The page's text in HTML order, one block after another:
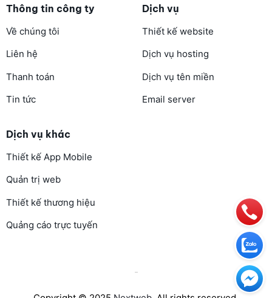
Thông tin công ty
Về chúng tôi
Liên hệ
Thanh toán
Tin tức
Dịch vụ
Thiết kế website
Dịch vụ hosting
Dịch vụ tên miền
Email server
Dịch vụ khác
Thiết kế App Mobile
Quản trị web
Thiết kế thương hiệu
Quảng cáo trực tuyến